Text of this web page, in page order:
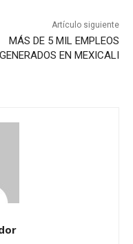
Artículo siguiente
MÁS DE 5 MIL EMPLEOS
GENERADOS EN MEXICALI